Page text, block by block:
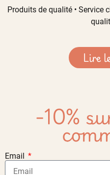
Produits de qualité • Service
Lire
-10%
Email